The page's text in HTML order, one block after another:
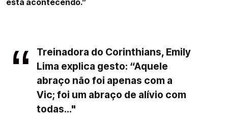
está acontecendo.”
Treinadora do Corinthians, Emily
Lima explica gesto: “Aquele
abraço não foi apenas com a
Vic; foi um abraço de alívio com
todas..."